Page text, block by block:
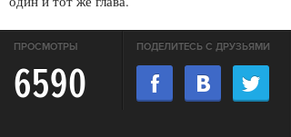
ПРОСМОТРЫ
6590
ПОДЕЛИТЕСЬ С ДРУЗЬЯМИ